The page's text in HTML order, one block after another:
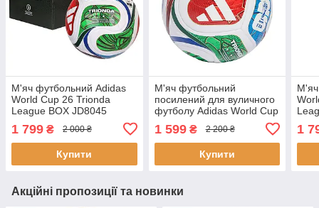
М'яч футбольний Adidas
World Cup 26 Trionda
League BOX JD8045
1 799 ₴ 2 000 ₴
Купити
М'яч футбольний
посилений для вуличного
футболу Adidas World Cup
JD8035 (розмір 5)
1 599₴ 2 200 ₴
Купити
М'яч
1
Акційні пропозиції та новинки